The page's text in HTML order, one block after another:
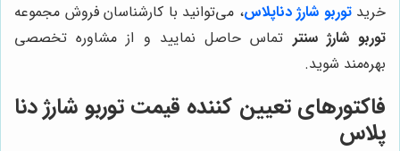
خریدتوربو شارژ دناپلاس، می‌توانید با کارشناسان فروش مجموعه
توربو شارژ سنتر تماس حاصل نمایید و از مشاوره تخصصی
بهره‌مند شوید.
فاکتورهای تعیین کننده قیمت توربو شارژ دنا
پلاس